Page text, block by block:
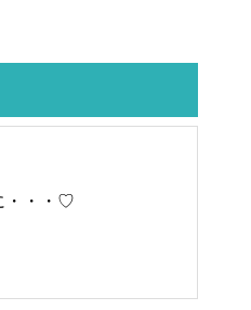
・・・♡